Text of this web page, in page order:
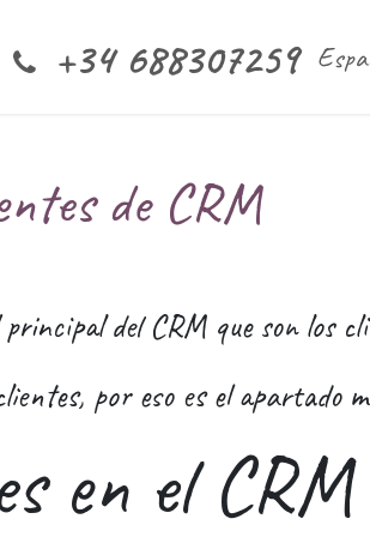
servicios CRM software
+34 688307259
de CRM
del CRM que son los
por eso es el apartado
en el